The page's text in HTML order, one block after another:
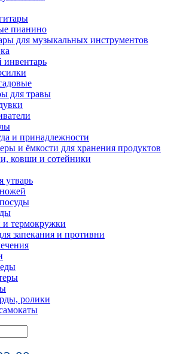
пианино
для музыкальных инструментов
для травы
и принадлежности
и ёмкости для хранения продуктов
ковши и сотейники
утварь
и термокружки
запекания и противни
ролики